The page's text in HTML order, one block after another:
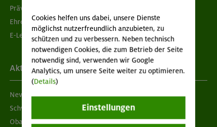
Prävention sexualisierter Gewalt
Ehrenamtsbörse
E-Learning
Aktuelles
Newsletter
Schwarzes Brett
Obacht geben!
Cookies helfen uns dabei, unsere Dienste
möglichst nutzerfreundlich anzubieten, zu
schützen und zu verbessern. Neben technisch
notwendigen Cookies, die zum Betrieb der Seite
notwendig sind, verwenden wir Google
Analytics, um unsere Seite weiter zu optimieren.
(Details)
Einstellungen